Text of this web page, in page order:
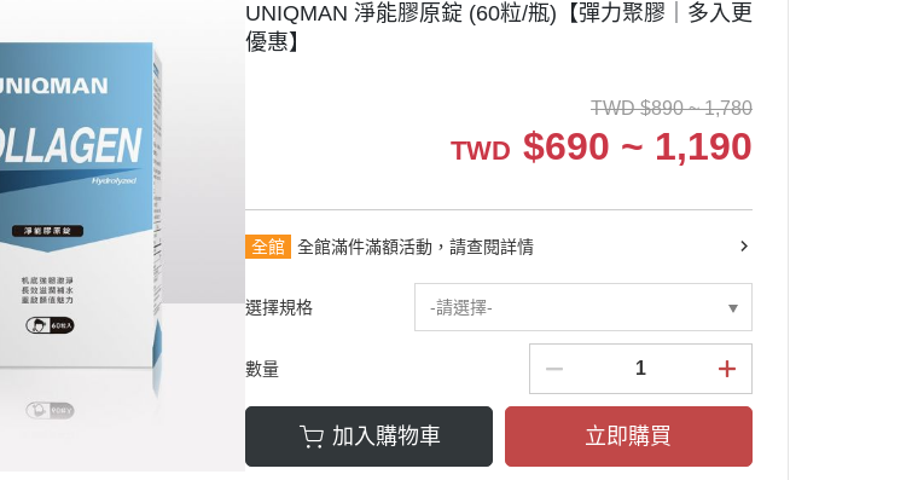
UNIQMAN 淨能膠原錠 (60粒/瓶)【彈力聚膠｜多入更
優惠】
TWD $890 ~ 1,780
TWD $690 ~ 1,190
全館 全館滿件滿額活動，請查閱詳情
選擇規格 -請選擇-
數量
加入購物車 立即購買